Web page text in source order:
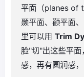
平面（planes of
颞平面、颧平面
里可以用 Trim
脸"切"出这些平
感，再有圆润感